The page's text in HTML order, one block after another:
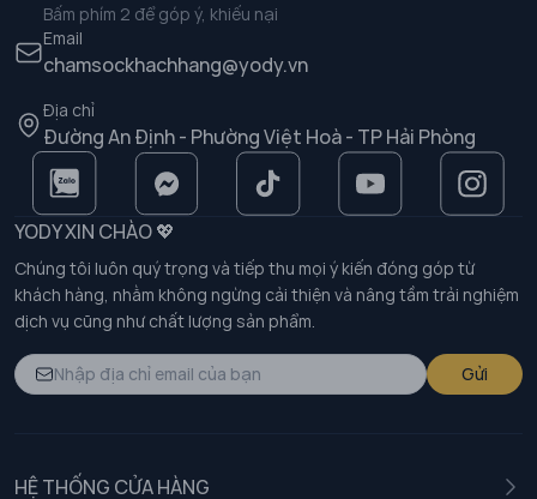
Bấm phím 2 để góp ý, khiếu nại
Email
chamsockhachhang@yody.vn
Địa chỉ
Đường An Định - Phường Việt Hoà - TP Hải Phòng
YODY XIN CHÀO 💖
Chúng tôi luôn quý trọng và tiếp thu mọi ý kiến đóng góp từ
khách hàng, nhằm không ngừng cải thiện và nâng tầm trải nghiệm
dịch vụ cũng như chất lượng sản phẩm.
Gửi
HỆ THỐNG CỬA HÀNG